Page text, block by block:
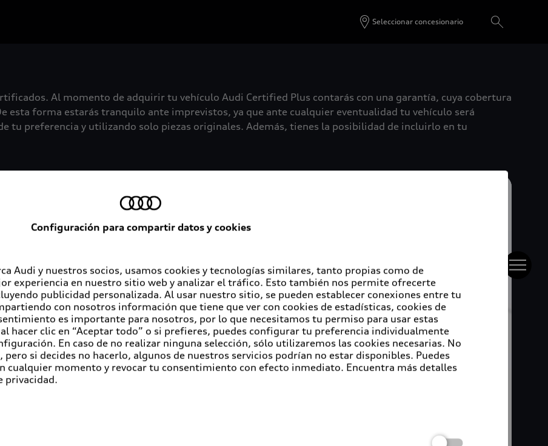
Seleccionar concesionario
Al momento de adquirir tu vehículo Audi Certified Plus contarás con una garantía, cuya cobertura
esta forma estarás tranquilo ante imprevistos, ya que ante cualquier eventualidad tu vehículo será
tu preferencia y utilizando solo piezas originales. Además, tienes la posibilidad de incluirlo en tu
Configuración para compartir datos y cookies
Audi y nuestros socios, usamos cookies y tecnologías similares, tanto propias como de
experiencia en nuestro sitio web y analizar el tráfico. Esto también nos permite ofrecerte
publicidad personalizada. Al usar nuestro sitio, se pueden establecer conexiones entre tu
con nosotros información que tiene que ver con cookies de estadísticas, cookies de
es importante para nosotros, por lo que necesitamos tu permiso para usar estas
hacer clic en “Aceptar todo” o si prefieres, puedes configurar tu preferencia individualmente
En caso de no realizar ninguna selección, sólo utilizaremos las cookies necesarias. No
si decides no hacerlo, algunos de nuestros servicios podrían no estar disponibles. Puedes
cualquier momento y revocar tu consentimiento con efecto inmediato. Encuentra más detalles
privacidad.